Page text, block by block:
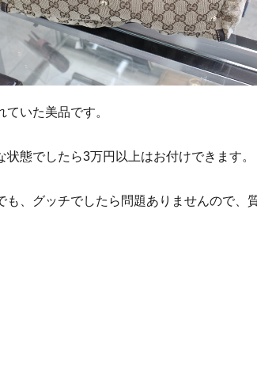
いた美品です。
態でしたら3万円以上はお付けできます。
、グッチでしたら問題ありませんので、